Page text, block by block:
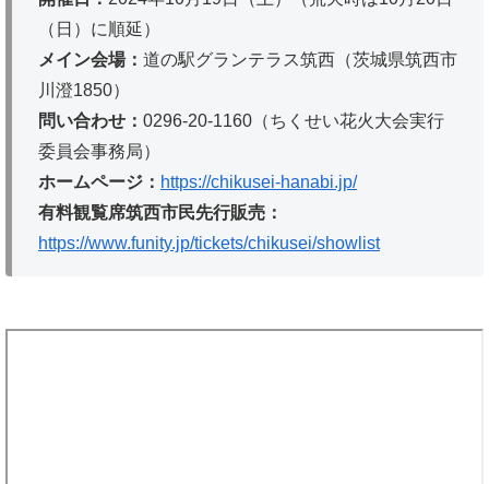
（日）に順延）
メイン会場： 道の駅グランテラス筑西（茨城県筑西市
川澄1850）
問い合わせ： 0296-20-1160（ちくせい花火大会実行
委員会事務局）
ホームページ： https://chikusei-hanabi.jp/
有料観覧席筑西市民先行販売：
https://www.funity.jp/tickets/chikusei/showlist